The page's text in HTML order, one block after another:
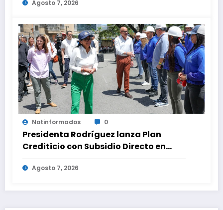
Agosto 7, 2026
Notinformados 0
Presidenta Rodríguez lanza Plan
Crediticio con Subsidio Directo en
encuentro con Juntas de Condominio
Agosto 7, 2026